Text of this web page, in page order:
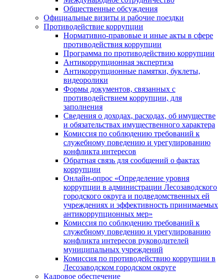
Общественные обсуждения
Официальные визиты и рабочие поездки
Противодействие коррупции
Нормативно-правовые и иные акты в сфере
противодействия коррупции
Программа по противодействию коррупции
Антикоррупционная экспертиза
Антикоррупционные памятки, буклеты,
видеоролики
Формы документов, связанных с
противодействием коррупции, для
заполнения
Сведения о доходах, расходах, об имуществе
и обязательствах имущественного характера
Комиссия по соблюдению требований к
служебному поведению и урегулированию
конфликта интересов
Обратная связь для сообщений о фактах
коррупции
Онлайн-опрос «Определение уровня
коррупции в администрации Лесозаводского
городского округа и подведомственных ей
учреждениях и эффективность принимаемых
антикоррупционных мер»
Комиссия по соблюдению требований к
служебному поведению и урегулированию
конфликта интересов руководителей
муниципальных учреждений
Комиссия по противодействию коррупции в
Лесозаводском городском округе
Кадровое обеспечение